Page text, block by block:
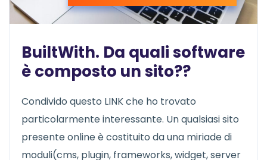
BuiltWith. Da quali software
è composto un sito??
Condivido questo LINK che ho trovato
particolarmente interessante. Un qualsiasi sito
presente online è costituito da una miriade di
moduli(cms, plugin, frameworks, widget, server